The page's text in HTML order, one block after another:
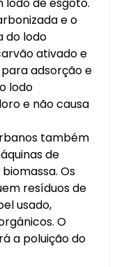
e o
do lodo
ativado e
adsorção e
lodo
e não causa
também
de
Os
resíduos de
usado,
O
a poluição do